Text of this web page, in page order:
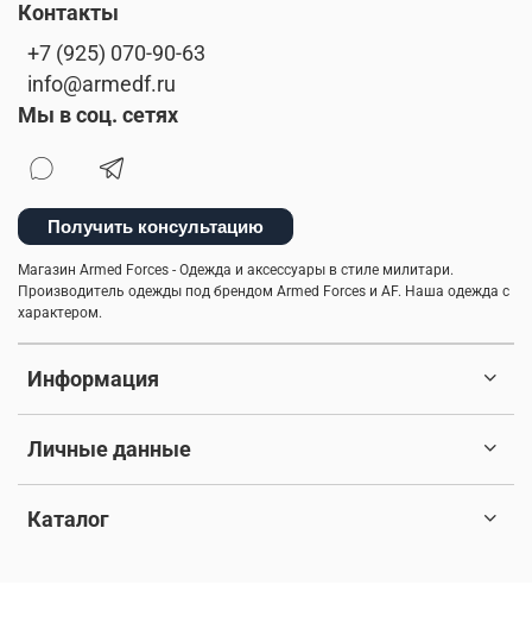
Информация
Личные данные
Каталог
Контакты
+7 (925) 070-90-63
info@armedf.ru
Мы в соц. сетях
Получить консультацию
Магазин Armed Forces - Одежда и аксессуары в стиле милитари.
Производитель одежды под брендом Armed Forces и AF. Наша одежда с
характером.